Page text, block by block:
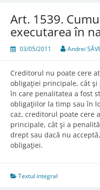
Art. 1539.
executarea în
03/05/2011 Andrei
Creditorul nu poate cere
obligaţiei principale, cât
în care penalitatea a fost
obligaţiilor la timp sau în
caz, creditorul poate cere
principale, cât şi a
drept sau dacă nu
obligaţiei.
Textul integral